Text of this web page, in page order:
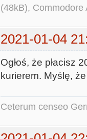
(48kB),
2021-01-04
Ogłoś, że płacisz
kurierem. Myślę,
Ceterum censeo